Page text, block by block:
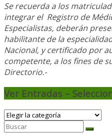
Se recuerda a los
integrar el Registro de
Especialistas, deberán
habilitante de la
Nacional, ycertificado por
competente, a los fines de
Directorio.-
Ver Entradas –
Ver
Entradas
–